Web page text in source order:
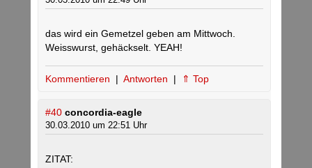
das wird ein Gemetzel geben am Mittwoch.
Weisswurst, gehäckselt. YEAH!
Kommentieren | Antworten | ⇑ Top
#40 concordia-eagle
30.03.2010 um 22:51 Uhr
ZITAT: